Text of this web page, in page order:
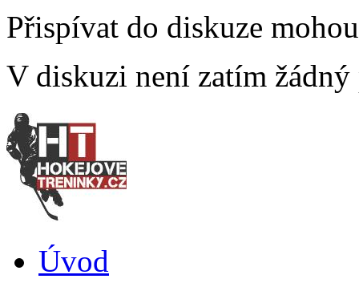
Přispívat do diskuze
V diskuzi není zatím žádný
Úvod